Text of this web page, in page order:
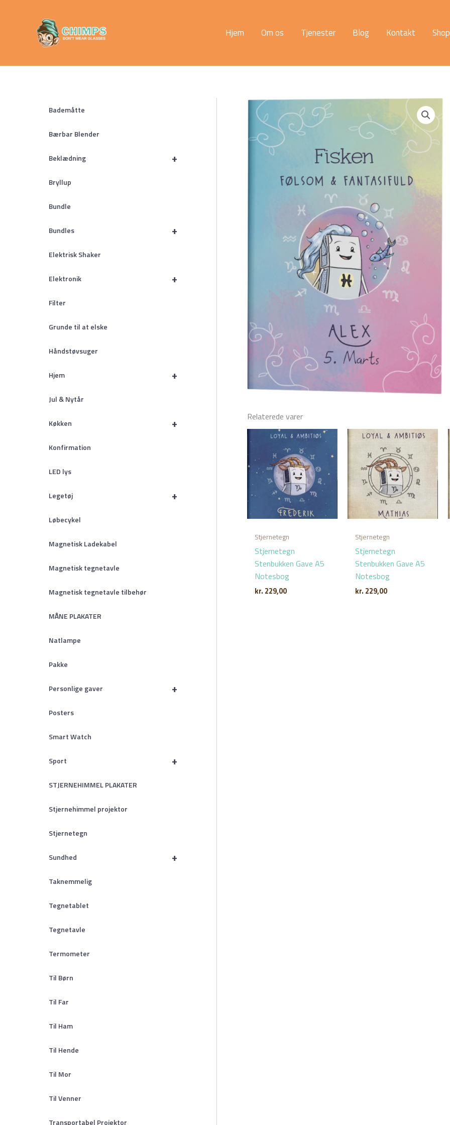
Hjem Om os Tjenester Blog Kontakt Shop
Bademåtte
Bærbar Blender
+
Beklædning
Bryllup
Bundle
+
Bundles
Elektrisk Shaker
+
Elektronik
Filter
Grunde til at elske
Håndstøvsuger
+
Hjem
Jul & Nytår
+
Køkken
Konfirmation
LED lys
+
Legetøj
Løbecykel
Magnetisk Ladekabel
Magnetisk tegnetavle
Magnetisk tegnetavle tilbehør
MÅNE PLAKATER
Natlampe
Pakke
+
Personlige gaver
Posters
Smart Watch
+
Sport
STJERNEHIMMEL PLAKATER
Stjernehimmel projektor
Stjernetegn
+
Sundhed
Taknemmelig
Tegnetablet
Tegnetavle
Termometer
Til Børn
Til Far
Til Ham
Til Hende
Til Mor
Til Venner
Transportabel Projektor
Relaterede varer
Stjernetegn
Stjernetegn
Stenbukken Gave A5
Notesbog
kr. 229,00
Stjernetegn
Stjernetegn
Stenbukken Gave A5
Notesbog
kr. 229,00